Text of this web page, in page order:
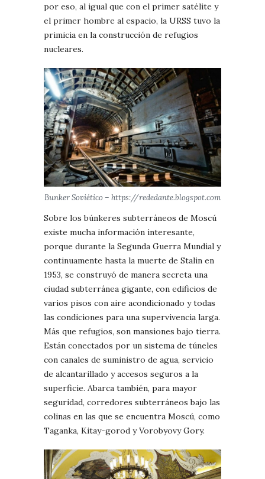
por eso, al igual que con el primer satélite y
el primer hombre al espacio, la URSS tuvo la
primicia en la construcción de refugios
nucleares.
Bunker Soviético – https://rededante.blogspot.com
Sobre los búnkeres subterráneos de Moscú
existe mucha información interesante,
porque durante la Segunda Guerra Mundial y
continuamente hasta la muerte de Stalin en
1953, se construyó de manera secreta una
ciudad subterránea gigante, con edificios de
varios pisos con aire acondicionado y todas
las condiciones para una supervivencia larga.
Más que refugios, son mansiones bajo tierra.
Están conectados por un sistema de túneles
con canales de suministro de agua, servicio
de alcantarillado y accesos seguros a la
superficie. Abarca también, para mayor
seguridad, corredores subterráneos bajo las
colinas en las que se encuentra Moscú, como
Taganka, Kitay-gorod y Vorobyovy Gory.